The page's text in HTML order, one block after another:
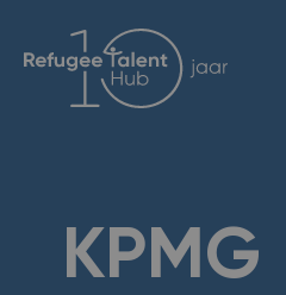
KPMG